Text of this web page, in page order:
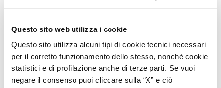
Questo sito web utilizza i cookie
Questo sito utilizza alcuni tipi di cookie tecnici necessari
per il corretto funzionamento dello stesso, nonché cookie
statistici e di profilazione anche di terze parti. Se vuoi
negare il consenso puoi cliccare sulla “X” e ciò
Verpackung, die ich von diesem Modell aus offiziellen
Uhrenkissen), und auch die Seiko-Hangtags mit
Modellinformationen fehlten. Die Uhr selbst ist in neuem
Zustand und weist keine Gebrauchsspuren auf. Dennoch
hätte ich bei einer hochwertigen Uhr dieser Preisklasse